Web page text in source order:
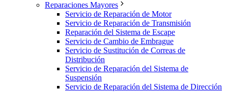
Reparaciones Mayores
Servicio de Reparación de Motor
Servicio de Reparación de Transmisión
Reparación del Sistema de Escape
Servicio de Cambio de Embrague
Servicio de Sustitución de Correas de
Distribución
Servicio de Reparación del Sistema de
Suspensión
Servicio de Reparación del Sistema de Dirección